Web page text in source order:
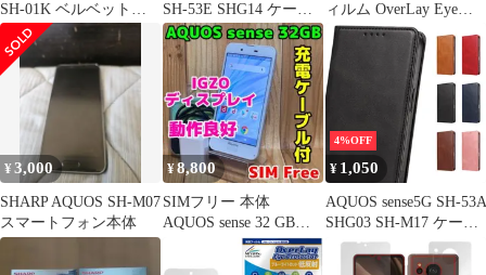
SH-01K ベルベットブ
ラック 本体
SH-53E SHG14 ケース
SH-M29 ケース 黄変防
止 アクオスセンス9 カ
バー 薄型カバー sense9
アクオスセンス9 ケー
ス TPU素材 aquosセン
ス9 用の aquos スマホ
ケース 米軍MIL規格取
得 すり傷防止
ィルム OverLay Eye
Protector for アクオス
センス8 液晶保護 目に
優しい ブルーライトカ
ット
¥3,000
SHARP AQUOS SH-M07
スマートフォン本体
¥8,800
SIMフリー 本体
AQUOS sense 32 GB
096G4 ホワイト
4%OFF
¥ 1,050
AQUOS sense5G SH-53A
SHG03 SH-M17 ケース
aquos sense5g 手帳型ケ
ース aquossense5g 手帳